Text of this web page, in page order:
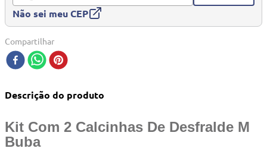
Não sei meu CEP
Compartilhar
Descrição do produto
Kit Com 2 Calcinhas De Desfralde M
Buba